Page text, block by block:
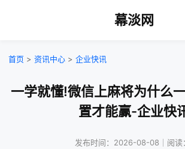
幕淡网
首页 > 资讯中心 > 企业快讯
一学就懂!微信上麻将为什么
置才能赢-企业快
发布时间：2026-08-08｜阅读